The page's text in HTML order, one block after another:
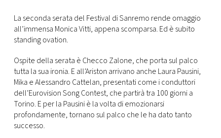
La seconda serata del Festival di Sanremo rende omaggio
all’immensa Monica Vitti, appena scomparsa. Ed è subito
standing ovation.
Ospite della serata è Checco Zalone, che porta sul palco
tutta la sua ironia. E all’Ariston arrivano anche Laura Pausini,
Mika e Alessandro Cattelan, presentati come i conduttori
dell’Eurovision Song Contest, che partirà tra 100 giorni a
Torino. E per la Pausini è la volta di emozionarsi
profondamente, tornano sul palco che le ha dato tanto
successo.